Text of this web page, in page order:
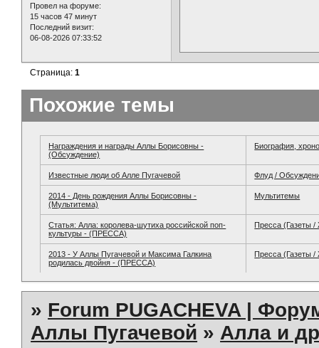
Провел на форуме:
15 часов 47 минут
Последний визит:
06-08-2026 07:33:52
Страница:1
Похожие темы
Награждения и награды Аллы Борисовны -
(Обсуждение)
Биография,
Известные люди об Алле Пугачевой Флуд /
2014 - День рождения Аллы Борисовны -
(Мультитема)
Мультитемы
Статья: Алла: королева-шутиха российской поп-
культуры - (ПРЕССА)
Пресса (Газеты
2013 - У Аллы Пугачевой и Максима Галкина
родилась двойня - (ПРЕССА)
Пресса (Газеты
» Forum PUGACHEVA |
Аллы Пугачевой » Алла и